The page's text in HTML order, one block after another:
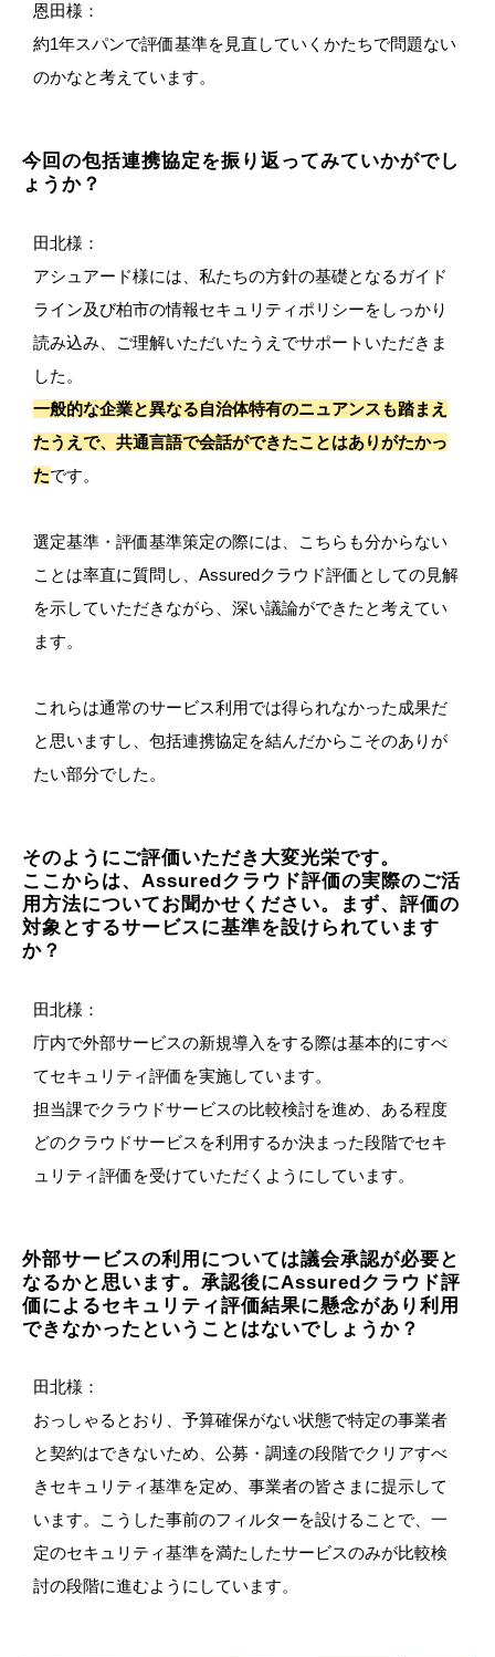
恩田様：
約1年スパンで評価基準を見直していくかたちで問題ない
のかなと考えています。
今回の包括連携協定を振り返ってみていかがでし
ょうか？
田北様：
アシュアード様には、私たちの方針の基礎となるガイド
ライン及び柏市の情報セキュリティポリシーをしっかり
読み込み、ご理解いただいたうえでサポートいただきま
した。
一般的な企業と異なる自治体特有のニュアンスも踏まえ
たうえで、共通言語で会話ができたことはありがたかっ
たです。
選定基準・評価基準策定の際には、こちらも分からない
ことは率直に質問し、Assuredクラウド評価としての見解
を示していただきながら、深い議論ができたと考えてい
ます。
これらは通常のサービス利用では得られなかった成果だ
と思いますし、包括連携協定を結んだからこそのありが
たい部分でした。
そのようにご評価いただき大変光栄です。
ここからは、Assuredクラウド評価の実際のご活
用方法についてお聞かせください。まず、評価の
対象とするサービスに基準を設けられています
か？
田北様：
庁内で外部サービスの新規導入をする際は基本的にすべ
てセキュリティ評価を実施しています。
担当課でクラウドサービスの比較検討を進め、ある程度
どのクラウドサービスを利用するか決まった段階でセキ
ュリティ評価を受けていただくようにしています。
外部サービスの利用については議会承認が必要と
なるかと思います。承認後にAssuredクラウド評
価によるセキュリティ評価結果に懸念があり利用
できなかったということはないでしょうか？
田北様：
おっしゃるとおり、予算確保がない状態で特定の事業者
と契約はできないため、公募・調達の段階でクリアすべ
きセキュリティ基準を定め、事業者の皆さまに提示して
います。こうした事前のフィルターを設けることで、一
定のセキュリティ基準を満たしたサービスのみが比較検
討の段階に進むようにしています。